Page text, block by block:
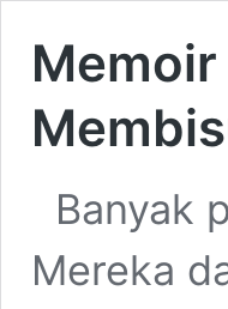
Memoir
Banyak
Mereka